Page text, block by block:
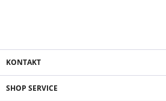
KONTAKT
SHOP SERVICE